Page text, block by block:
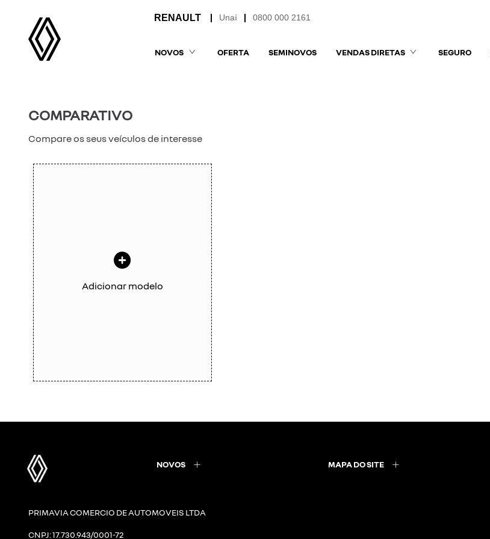
0800 000 2161
Unaí
NOVOS OFERTA SEMINOVOS VENDAS DIRETAS SEGURO
COMPARATIVO
Compare os seus veículos de interesse
Adicionar modelo
NOVOS MAPA DO SITE
PRIMAVIA COMERCIO DE AUTOMOVEIS LTDA
CNPJ: 17.730.943/0001-72